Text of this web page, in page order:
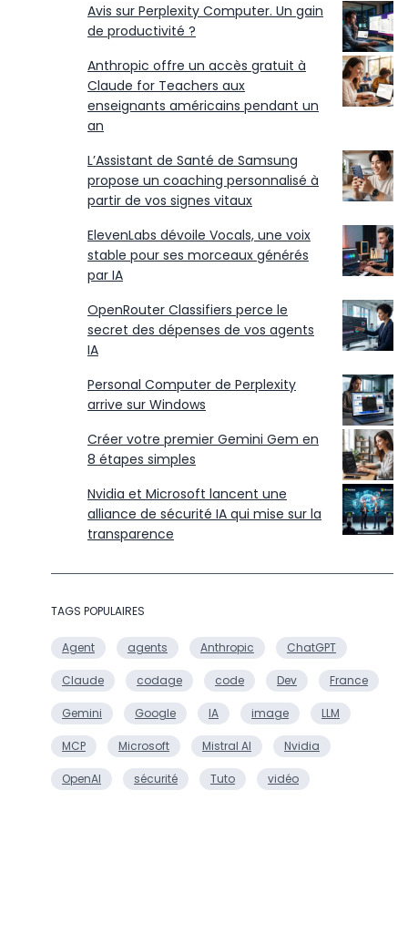
Avis sur Perplexity Computer. Un gain
de productivité ?
Anthropic offre un accès gratuit à
Claude for Teachers aux
enseignants américains pendant un
an
L’Assistant de Santé de Samsung
propose un coaching personnalisé à
partir de vos signes vitaux
ElevenLabs dévoile Vocals, une voix
stable pour ses morceaux générés
par IA
OpenRouter Classifiers perce le
secret des dépenses de vos agents
IA
Personal Computer de Perplexity
arrive sur Windows
Créer votre premier Gemini Gem en
8 étapes simples
Nvidia et Microsoft lancent une
alliance de sécurité IA qui mise sur la
transparence
TAGS POPULAIRES
Agent agents Anthropic ChatGPT
Claude codage code Dev France
Gemini Google IA image LLM
MCP Microsoft Mistral AI Nvidia
OpenAI sécurité Tuto vidéo